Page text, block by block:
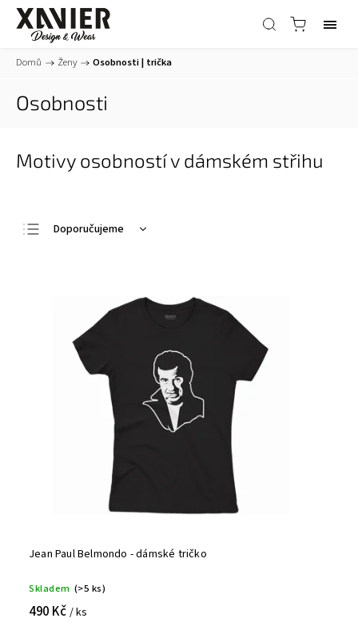
Domů / Ženy / Osobnosti | trička
Osobnosti
Motivy osobností v dámském střihu
Doporučujeme
Nejprodávanější
Abecedně
Jean Paul Belmondo - dámské tričko
Skladem (>5 ks)
490 Kč / ks